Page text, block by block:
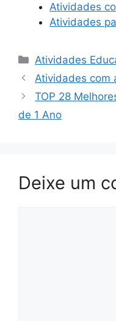
Atividades
Atividades
Categorias
Atividades
Atividades com
TOP 28
de 1 Ano
Deixe um